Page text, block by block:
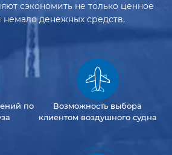
сэкономить не только ценное
немало денежных средств.
по
Возможность выбора
клиентом воздушного судна